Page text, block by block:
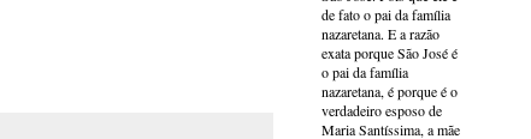
de fato o pai da família
nazaretana. E a razão
exata porque São José é
o pai da família
nazaretana, é porque é o
verdadeiro esposo de
Maria Santíssima, a mãe